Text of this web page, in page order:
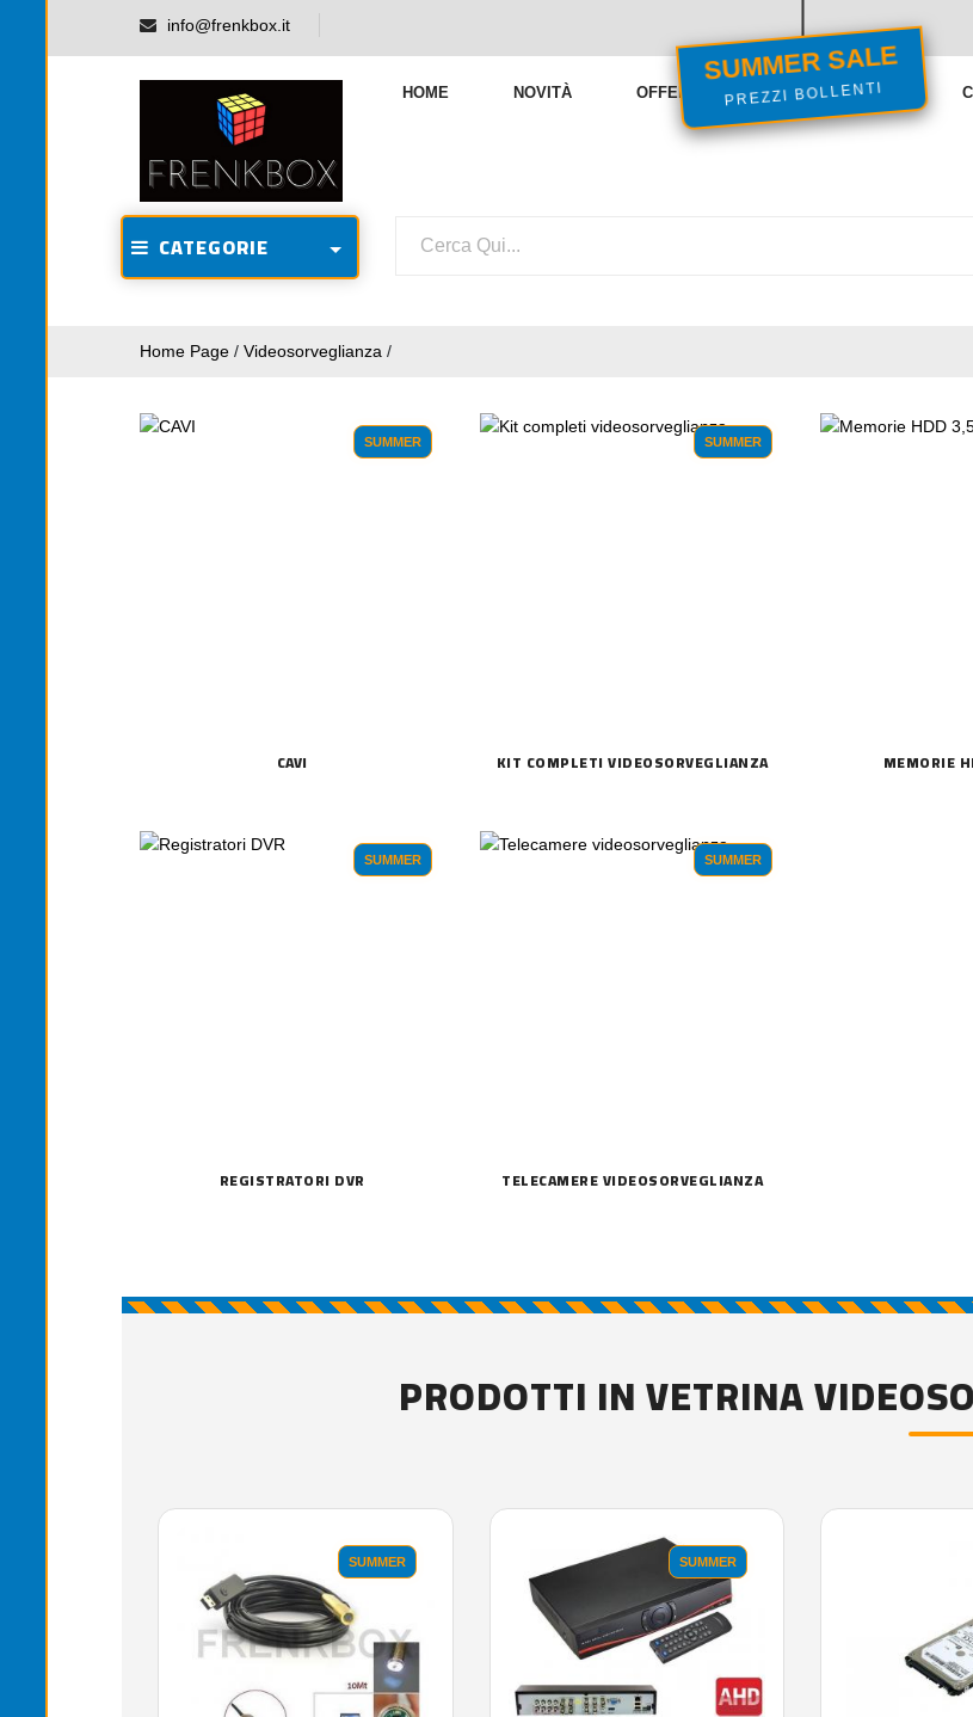
SUMMER SALE
PREZZI BOLLENTI
info@frenkbox.it
HOME NOVITÀ OFFERTE VENDITE FLASH
CATEGORIE
Home Page / Videosorveglianza /
SUMMER
CAVI
SUMMER
KIT COMPLETI VIDEOSORVEGLIANZA MEMORIE
SUMMER
REGISTRATORI DVR
SUMMER
TELECAMERE VIDEOSORVEGLIANZA
PRODOTTI IN VETRINA
SUMMER SUMMER